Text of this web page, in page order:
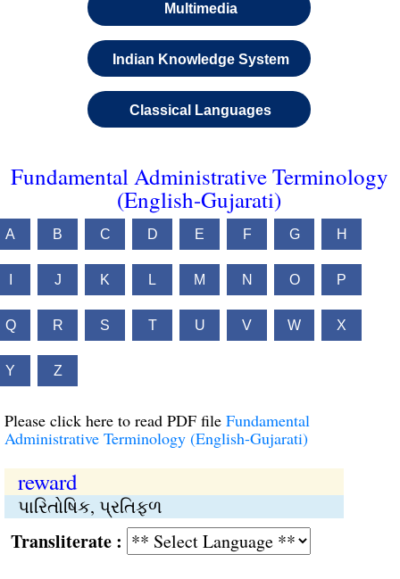
Multimedia
Indian Knowledge System
Classical Languages
Fundamental Administrative Terminology
(English-Gujarati)
A B C D E F G H
J K L M N O P
Q R S T U V W X
Y Z
Please click here to read PDF file Fundamental
Administrative Terminology (English-Gujarati)
reward
પારિતોષિક, પ્રતિફળ
: